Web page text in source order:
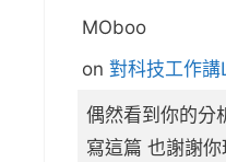
MOboo
on 對科技工作講
偶然看到你的分
寫這篇 也謝謝